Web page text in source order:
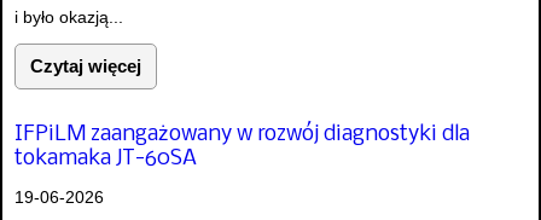
i było okazją...
Czytaj więcej
IFPiLM zaangażowany w rozwój diagnostyki dla
tokamaka JT-60SA
19-06-2026